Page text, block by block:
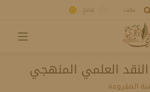
بحث فاتح
العلمي المنهجي
المقروءة